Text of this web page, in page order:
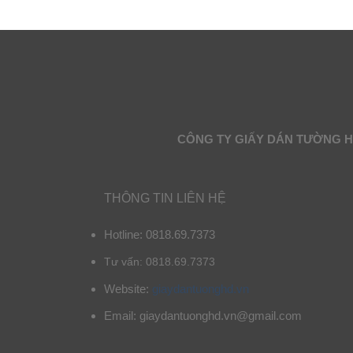
CÔNG TY GIẤY DÁN TƯỜNG
THÔNG TIN LIÊN HỆ
Hotline: 0818.69.7373
Tư vấn: 0818.69.7373
Website: giaydantuonghd.vn
Email: giaydantuonghd.vn@gmail.com